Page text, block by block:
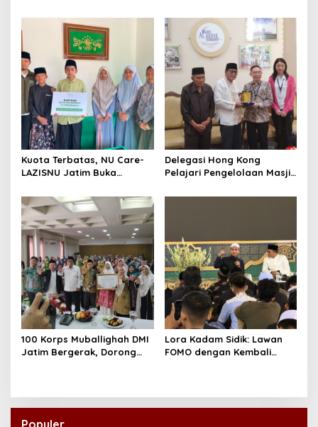
Tahfidz
Kuota Terbatas, NU Care-
LAZISNU Jatim Buka
Delegasi Hong Kong
Pelajari Pengelolaan Masjid
100 Korps Muballighah DMI
Jatim Bergerak, Dorong
Lora Kadam Sidik: Lawan
FOMO dengan Kembali
Populer